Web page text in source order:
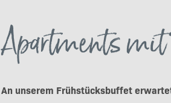
Apartments
An unserem Frühstücksbuffet